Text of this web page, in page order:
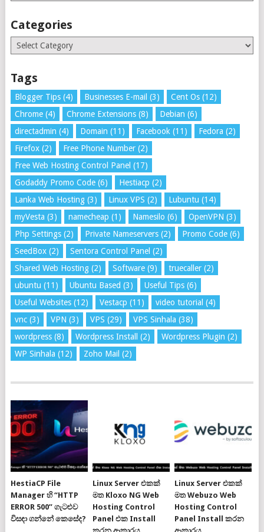
Categories
Categories
Tags
Blogger Tips(4) Businesses E-mail (3) Cent Os(12)
Chrome(4) Chrome Extensions(8) Debian (6)
directadmin (4) Domain (11) Facebook (11) Fedora (2)
Firefox(2) Free Phone Number(2)
Free Web Hosting Control Panel (17)
Godaddy Promo Code(6) Hestiacp (2)
Lanka Web Hosting(3) Linux VPS (2) Lubuntu (14)
myVesta (3) namecheap (1) Namesilo (6) OpenVPN (3)
Php Settings(2) Private Nameservers(2) Promo Code(6)
SeedBox(2) Sentora Control Panel (2)
Shared Web Hosting(2) Software(9) truecaller(2)
ubuntu (11) Ubuntu Based (3) Useful Tips(6)
Useful Websites(12) Vestacp (11) video tutorial (4)
vnc(3) VPN (3) VPS (29) VPS Sinhala (38)
wordpress(8) Wordpress Install (2) Wordpress Plugin (2)
WP Sinhala (12) Zoho Mail (2)
HestiaCP File
Manager හි “HTTP
ERROR 500” ගැටළුව
විසඳා ගන්නේ කෙසේද?
Linux Server එකක්
මත Kloxo NG Web
Hosting Control
Panel එක Install
Linux Server එකක්
මත Webuzo Web
Hosting Control
Panel Install කරන